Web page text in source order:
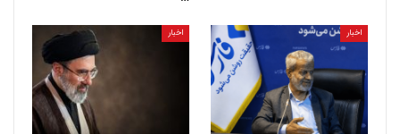
اخبار اخبار